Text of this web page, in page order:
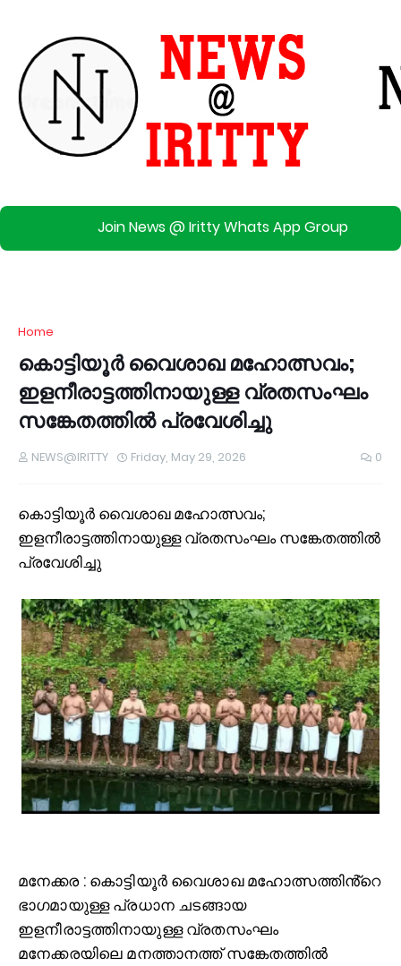
Join News @ Iritty Whats App Group
Home
കൊട്ടിയൂര്‍ വൈശാഖ മഹോത്സവം;
ഇളനീരാട്ടത്തിനായുള്ള വ്രതസംഘം
സങ്കേതത്തില്‍ പ്രവേശിച്ചു
NEWS@IRITTY Friday, May 29, 2026 0
കൊട്ടിയൂര്‍ വൈശാഖ മഹോത്സവം;
ഇളനീരാട്ടത്തിനായുള്ള വ്രതസംഘം സങ്കേതത്തില്‍
പ്രവേശിച്ചു
മനേക്കര : കൊട്ടിയൂർ വൈശാഖ മഹോത്സത്തിൻ്റെ
ഭാഗമായുള്ള പ്രധാന ചടങ്ങായ
ഇളനീരാട്ടത്തിനായുള്ള വ്രതസംഘം
മനേക്കരയിലെ മനത്താനത്ത് സങ്കേതത്തില്‍